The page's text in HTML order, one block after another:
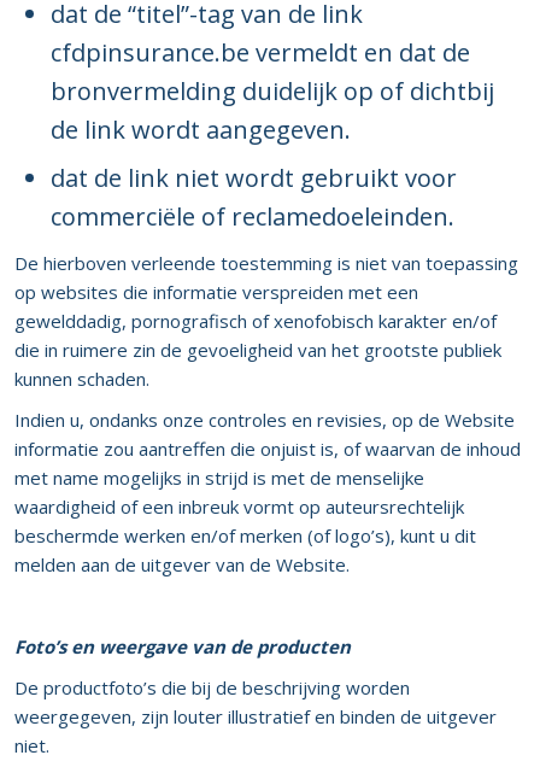
dat de “titel”-tag van de link
cfdpinsurance.be vermeldt en dat de
bronvermelding duidelijk op of dichtbij
de link wordt aangegeven.
dat de link niet wordt gebruikt voor
commerciële of reclamedoeleinden.
De hierboven verleende toestemming is niet van toepassing
op websites die informatie verspreiden met een
gewelddadig, pornografisch of xenofobisch karakter en/of
die in ruimere zin de gevoeligheid van het grootste publiek
kunnen schaden.
Indien u, ondanks onze controles en revisies, op de Website
informatie zou aantreffen die onjuist is, of waarvan de inhoud
met name mogelijks in strijd is met de menselijke
waardigheid of een inbreuk vormt op auteursrechtelijk
beschermde werken en/of merken (of logo’s), kunt u dit
melden aan de uitgever van de Website.
Foto’s en weergave van de producten
De productfoto’s die bij de beschrijving worden
weergegeven, zijn louter illustratief en binden de uitgever
niet.